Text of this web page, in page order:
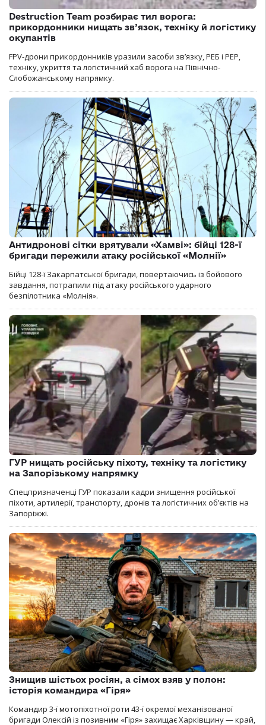
Destruction Team розбирає тил ворога:
прикордонники нищать зв’язок, техніку й логістику
окупантів
FPV-дрони прикордонників уразили засоби зв’язку, РЕБ і РЕР,
техніку, укриття та логістичний хаб ворога на Північно-
Слобожанському напрямку.
Антидронові сітки врятували «Хамві»: бійці 128-ї
бригади пережили атаку російської «Молнії»
Бійці 128-ї Закарпатської бригади, повертаючись із бойового
завдання, потрапили під атаку російського ударного
безпілотника «Молнія».
ГУР нищать російську піхоту, техніку та логістику
на Запорізькому напрямку
Спецпризначенці ГУР показали кадри знищення російської
піхоти, артилерії, транспорту, дронів та логістичних об’єктів на
Запоріжжі.
Знищив шістьох росіян, а сімох взяв у полон:
історія командира «Гіря»
Командир 3-ї мотопіхотної роти 43-ї окремої механізованої
бригади Олексій із позивним «Гіря» захищає Харківщину — край,